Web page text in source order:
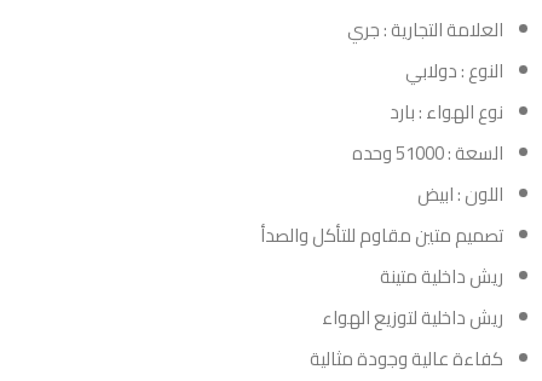
العلامة التجارية : جري
النوع : دولابي
نوع الهواء : بارد
السعة : 51000 وحده
اللون : ابيض
تصميم متين مقاوم للتأكل والصدأ
ريش داخلية متينة
ريش داخلية لتوزيع الهواء
كفاءة عالية وجودة مثالية